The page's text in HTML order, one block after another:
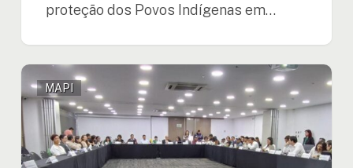
proteção dos Povos Indígenas em…
A
OTCA,
o
Governo
da
Colômbia
MAPI